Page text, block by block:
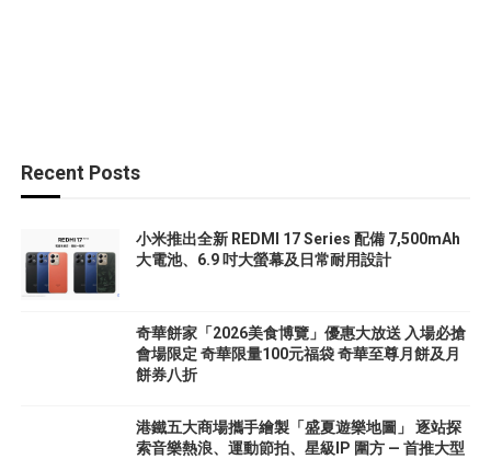
Recent Posts
小米推出全新 REDMI 17 Series 配備 7,500mAh
大電池、6.9 吋大螢幕及日常耐用設計
奇華餅家「2026美食博覽」優惠大放送 入場必搶
會場限定 奇華限量100元福袋 奇華至尊月餅及月
餅券八折
港鐵五大商場攜手繪製「盛夏遊樂地圖」 逐站探
索音樂熱浪、運動節拍、星級IP 圍方 — 首推大型